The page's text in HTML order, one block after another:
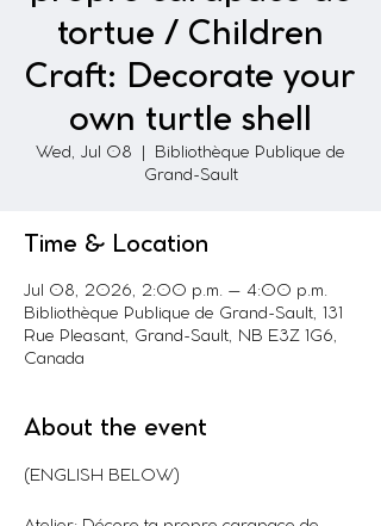
tortue / Children
Craft: Decorate your
own turtle shell
Wed, Jul 08
Bibliothèque Publique de
Grand-Sault
Time & Location
Jul 08, 2026, 2:00 p.m. – 4:00 p.m.
Bibliothèque Publique de Grand-Sault, 131
Rue Pleasant, Grand-Sault, NB E3Z 1G6,
Canada
About the event
(ENGLISH BELOW)